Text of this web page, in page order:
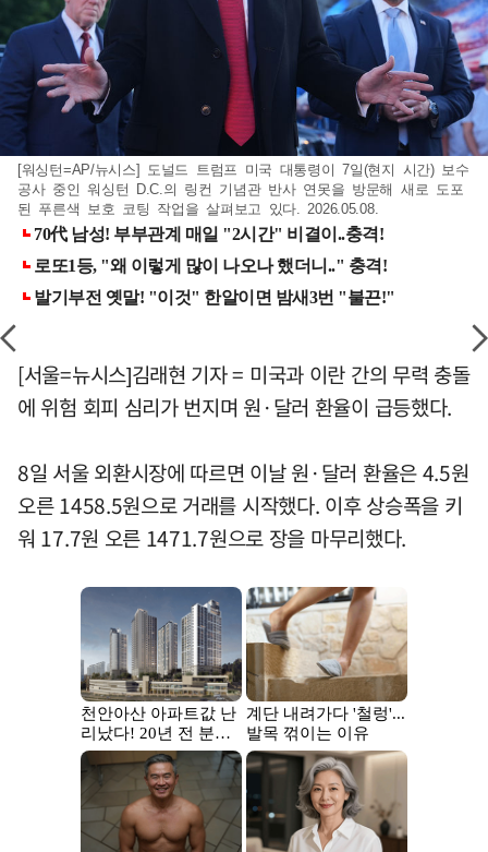
[워싱턴=AP/뉴시스] 도널드 트럼프 미국 대통령이 7일(현지 시간) 보수
공사 중인 워싱턴 D.C.의 링컨 기념관 반사 연못을 방문해 새로 도포
된 푸른색 보호 코팅 작업을 살펴보고 있다. 2026.05.08.
[서울=뉴시스]김래현 기자 = 미국과 이란 간의 무력 충돌
에 위험 회피 심리가 번지며 원·달러 환율이 급등했다.
8일 서울 외환시장에 따르면 이날 원·달러 환율은 4.5원
오른 1458.5원으로 거래를 시작했다. 이후 상승폭을 키
워 17.7원 오른 1471.7원으로 장을 마무리했다.